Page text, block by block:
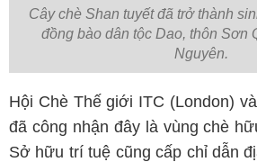
Cây chè Shan tuyết đã trở thành
đồng bào dân tộc Dao, thôn Sơn
Nguyên.
Hội Chè Thế giới ITC (London)
đã công nhận đây là vùng chè
Sở hữu trí tuệ cũng cấp chỉ dẫn